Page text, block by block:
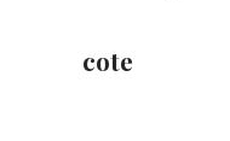
cote